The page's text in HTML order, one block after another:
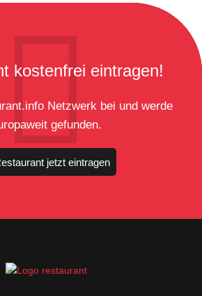
kostenfrei eintragen!
Netzwerk bei und werde
gefunden.
jetzt eintragen